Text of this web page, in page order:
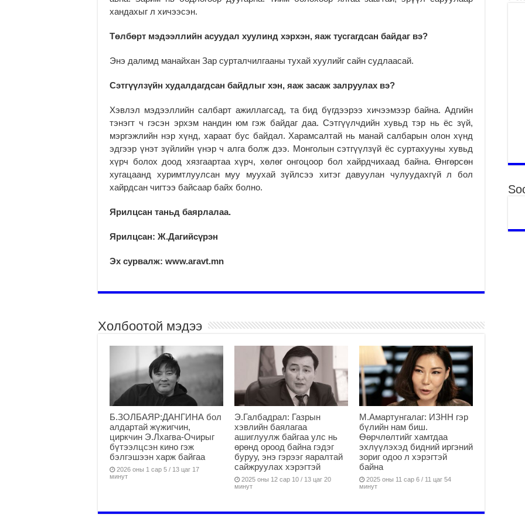
хандахыг л хичээсэн.
Төлбөрт мэдээллийн асуудал хуулинд хэрхэн, яаж тусгагдсан байдаг вэ?
Энэ далимд манайхан Зар сурталчилгааны тухай хуулийг сайн судлаасай.
Сэтгүүлзүйн худалдагдсан байдлыг хэн, яаж засаж залруулах вэ?
Хэвлэл мэдээллийн салбарт ажиллагсад, та бид бүгдээрээ хичээмээр байна. Адгийн
тэнэгт ч гэсэн эрхэм нандин юм гэж байдаг даа. Сэтгүүлчдийн хувьд тэр нь ёс зүй,
мэргэжлийн нэр хүнд, хараат бус байдал. Харамсалтай нь манай салбарын олон хүнд
эдгээр үнэт зүйлийн үнэр ч алга болж дээ. Монголын сэтгүүлзүй ёс суртахууны хувьд
хүрч болох доод хязгаартаа хүрч, хөлөг онгоцоор бол хайрдчихаад байна. Өнгөрсөн
хугацаанд хуримтлуулсан муу муухай зүйлсээ хитэг давуулан чулуудахгүй л бол
хайрдсан чигтээ байсаар байх болно.
Ярилцсан таньд баярлалаа.
Ярилцсан: Ж.Дагийсүрэн
Эх сурвалж: www.aravt.mn
Холбоотой мэдээ
Б.ЗОЛБАЯР:ДАНГИНА бол
алдартай жүжигчин,
циркчин Э.Лхагва-Очирыг
бүтээлцсэн кино гэж
бэлгэшээн харж байгаа
2026 оны 1 сар 5 / 13 цаг 17
минут
Э.Галбадрал: Газрын
хэвлийн баялагаа
ашиглуулж байгаа улс нь
өрөнд ороод байна гэдэг
буруу, энэ гэрээг яаралтай
сайжруулах хэрэгтэй
2025 оны 12 сар 10 / 13 цаг 20
минут
М.Амартунгалаг: ИЗНН гэр
бүлийн нам биш.
Өөрчлөлтийг хамтдаа
эхлүүлэхэд бидний иргэний
зориг одоо л хэрэгтэй
байна
2025 оны 11 сар 6 / 11 цаг 54
минут